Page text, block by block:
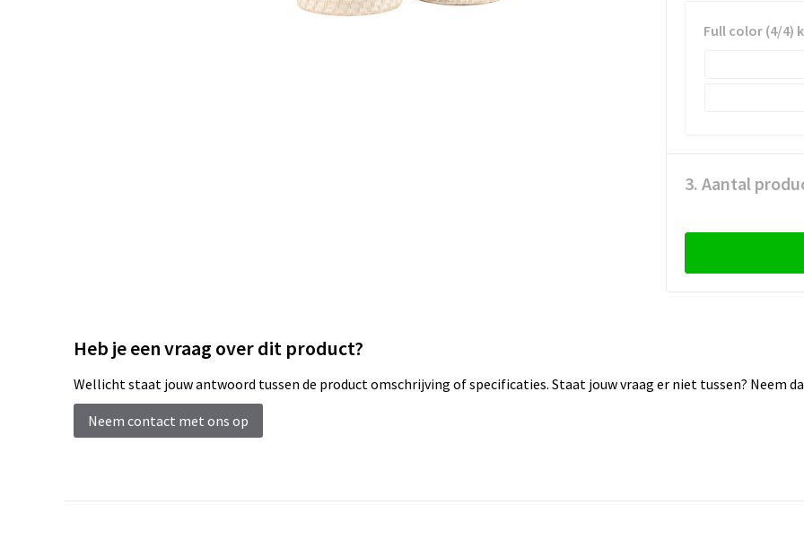
Full color (4/4)
3. Aantal
Heb je een vraag over dit product?
Wellicht staat jouw antwoord tussen de product omschrijving of specificaties. Staat jouw vraag er niet tussen? Neem
Neem contact met ons op